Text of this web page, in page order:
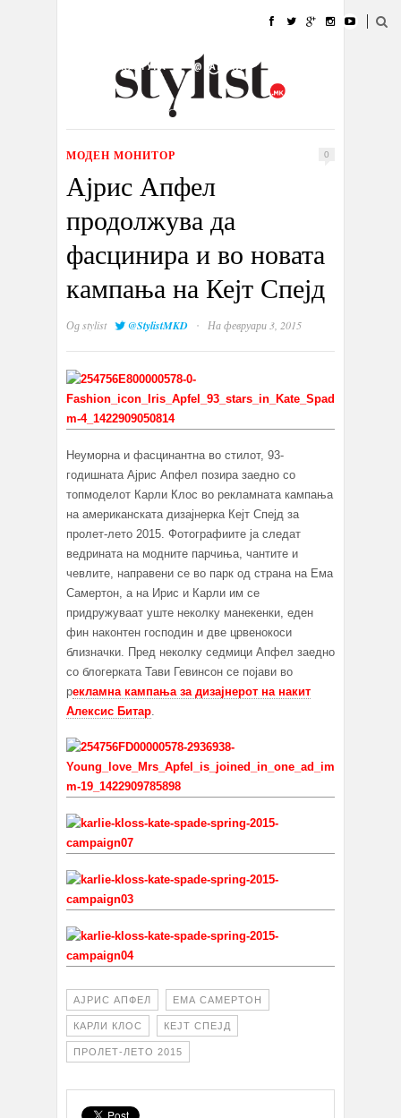
УБАВИНА
КУЛТУРА @РАБОТА
ИЗЛОГ
МОДЕН МОНИТОР 0
Ајрис Апфел
продолжува да
фасцинира и во новата
кампања на Кејт Спејд
Одstylist @StylistMKD · На февруари 3, 2015
Неуморна и фасцинантна во стилот, 93-
годишната Ајрис Апфел позира заедно со
топмоделот Карли Клос во рекламната кампања
на американската дизајнерка Кејт Спејд за
пролет-лето 2015. Фотографиите ја следат
ведрината на модните парчиња, чантите и
чевлите, направени се во парк од страна на Ема
Самертон, а на Ирис и Карли им се
придружуваат уште неколку манекенки, еден
фин наконтен господин и две црвенокоси
близначки. Пред неколку седмици Апфел заедно
со блогерката Тави Гевинсон се појави во
рекламна кампања за дизајнерот на накит
Алексис Битар.
АЈРИС АПФЕЛ ЕМА САМЕРТОН
КАРЛИ КЛОС КЕЈТ СПЕЈД
ПРОЛЕТ-ЛЕТО 2015